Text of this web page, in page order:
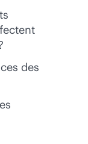
des